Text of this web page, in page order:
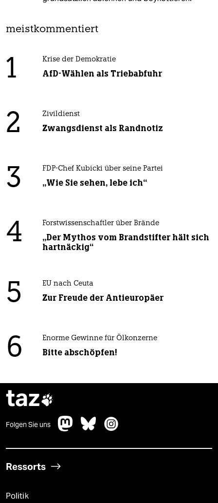
meistkommentiert
1 Krise der Demokratie
AfD-Wählen als Triebabfuhr
2 Zivildienst
Zwangsdienst als Randnotiz
3 FDP-Chef Kubicki über seine Partei
„Wie Sie sehen, lebe ich“
4 Forstwissenschaftler über Brände
„Der Mythos vom Brandstifter hält sich
hartnäckig“
5 EU nach Ceuta
Zur Freude der Antieuropäer
6 Enorme Gewinne für Ölkonzerne
Bitte abschöpfen!
taz
Folgen Sie uns
Ressorts
Politik